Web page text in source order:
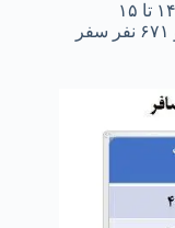
ستاد خدمات سفر اعلام کرد: از ۲۵ اسفند ۱۴۰۳ تا ۱۵
فروردین‌ماه امسال، ۳۶ میلیون و ۵۱۹ هزار و ۶۷۱ نفر سفر